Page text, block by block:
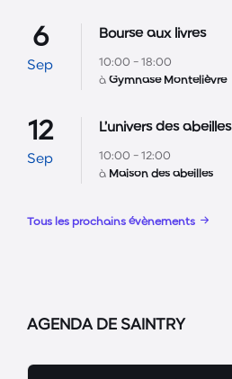
6
Sep
Bourse aux livres
10:00 - 18:00
à Gymnase Montelièvre
12
Sep
L’univers des abeilles
10:00 - 12:00
à Maison des abeilles
Tous les prochains évènements
AGENDA DE SAINTRY